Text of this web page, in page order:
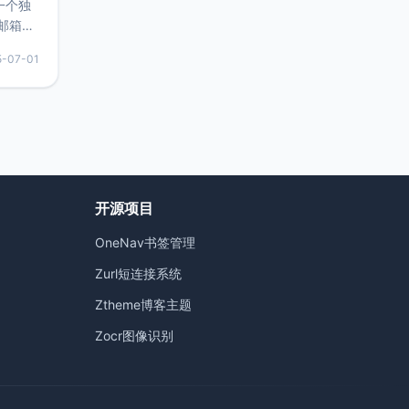
个独
箱等
较有
惠的
07-01
开源项目
OneNav书签管理
Zurl短连接系统
Ztheme博客主题
Zocr图像识别